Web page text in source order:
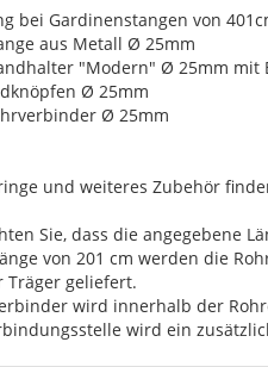
bei Gardinenstangen von
aus Metall Ø 25mm
"Modern" Ø 25mm mit
Ø 25mm
Ø 25mm
und weiteres Zubehör
Sie, dass die angegebene
von 201 cm werden die
Träger geliefert.
wird innerhalb der
wird ein